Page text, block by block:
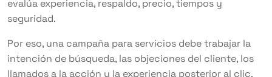
evalúa experiencia, respaldo, precio, tiempos y
seguridad.
Por eso, una campaña para servicios debe trabajar la
intención de búsqueda, las objeciones del cliente, los
llamados a la acción y la experiencia posterior al clic.